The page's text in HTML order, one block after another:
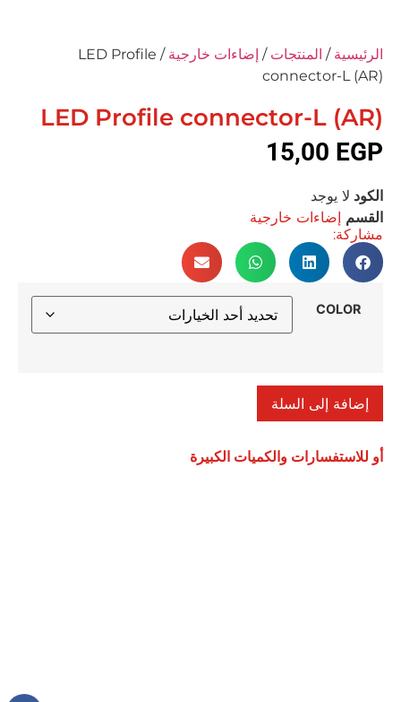
الرئيسية / المنتجات / إضاءات خارجية
/ LED Profile
connector-L (AR)
LED Profile connector-L (AR)
15,00 EGP
الكود لا يوجد
القسم إضاءات خارجية
مشاركة:
COLOR
إضافة إلى السلة
أو للاستفسارات والكميات الكبيرة